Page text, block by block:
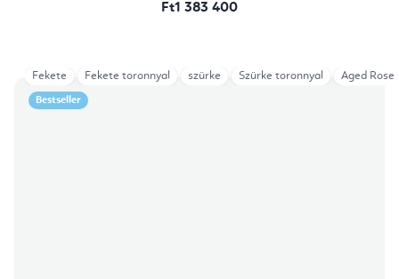
Ft1 383 400
Bestseller
Fekete Fekete toronnyal szürke Szürke toronnyal Aged Rose